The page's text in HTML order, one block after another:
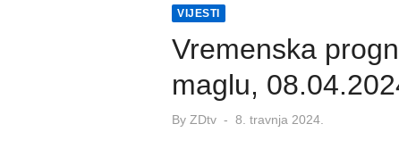
VIJESTI
Vremenska
maglu,
By ZDtv
Posted
8. travnja 2024.